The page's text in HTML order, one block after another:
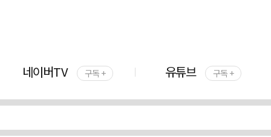
네이버TV 구독 + 유튜브 구독 +